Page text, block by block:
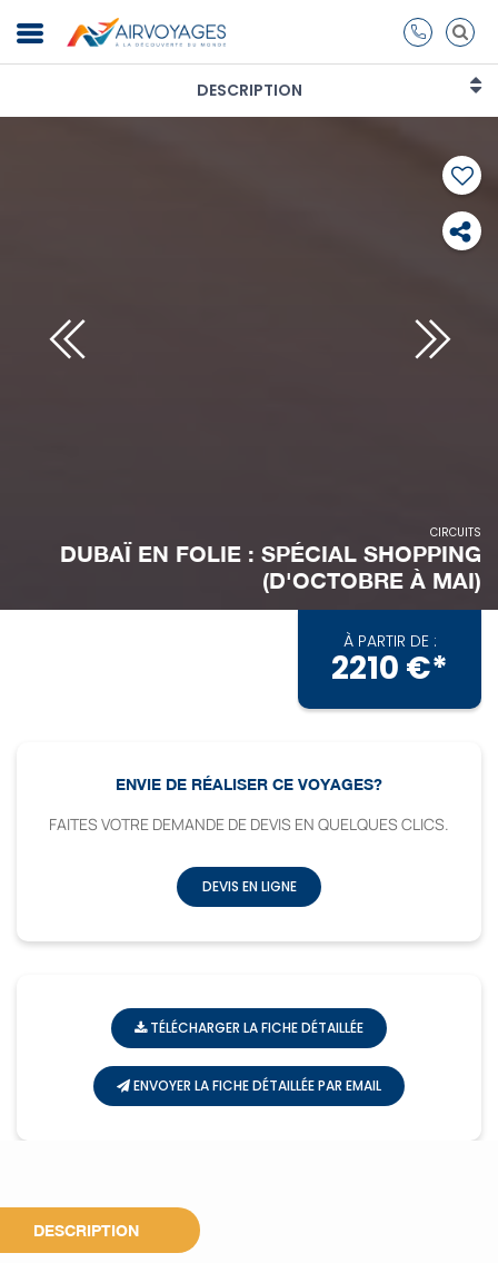
DESCRIPTION
CIRCUITS
DUBAÏ EN FOLIE : SPÉCIAL SHOPPING
(D'OCTOBRE À MAI)
À PARTIR DE :
2210 €*
ENVIE DE RÉALISER CE VOYAGES?
FAITES VOTRE DEMANDE DE DEVIS EN QUELQUES CLICS.
DEVIS EN LIGNE
TÉLÉCHARGER LA FICHE DÉTAILLÉE
ENVOYER LA FICHE DÉTAILLÉE PAR EMAIL
DESCRIPTION